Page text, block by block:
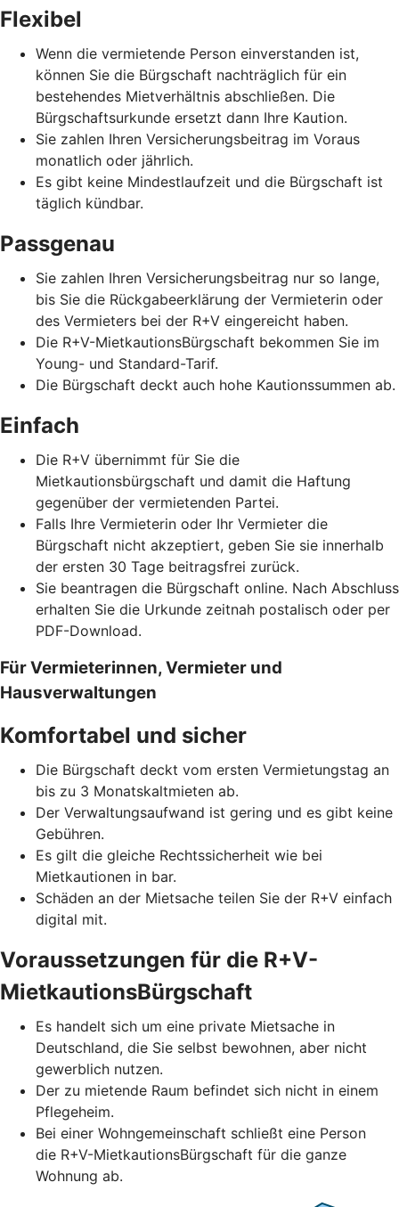
Flexibel
Wenn die vermietende Person einverstanden ist,
können Sie die Bürgschaft nachträglich für ein
bestehendes Mietverhältnis abschließen. Die
Bürgschaftsurkunde ersetzt dann Ihre Kaution.
Sie zahlen Ihren Versicherungsbeitrag im Voraus
monatlich oder jährlich.
Es gibt keine Mindestlaufzeit und die Bürgschaft ist
täglich kündbar.
Passgenau
Sie zahlen Ihren Versicherungsbeitrag nur so lange,
bis Sie die Rückgabeerklärung der Vermieterin oder
des Vermieters bei der R+V eingereicht haben.
Die R+V-MietkautionsBürgschaft bekommen Sie im
Young- und Standard-Tarif.
Die Bürgschaft deckt auch hohe Kautionssummen ab.
Einfach
Die R+V übernimmt für Sie die
Mietkautionsbürgschaft und damit die Haftung
gegenüber der vermietenden Partei.
Falls Ihre Vermieterin oder Ihr Vermieter die
Bürgschaft nicht akzeptiert, geben Sie sie innerhalb
der ersten 30 Tage beitragsfrei zurück.
Sie beantragen die Bürgschaft online. Nach Abschluss
erhalten Sie die Urkunde zeitnah postalisch oder per
PDF-Download.
Für Vermieterinnen, Vermieter und
Hausverwaltungen
Komfortabel und sicher
Die Bürgschaft deckt vom ersten Vermietungstag an
bis zu 3 Monatskaltmieten ab.
Der Verwaltungsaufwand ist gering und es gibt keine
Gebühren.
Es gilt die gleiche Rechtssicherheit wie bei
Mietkautionen in bar.
Schäden an der Mietsache teilen Sie der R+V einfach
digital mit.
Voraussetzungen für die R+V-
MietkautionsBürgschaft
Es handelt sich um eine private Mietsache in
Deutschland, die Sie selbst bewohnen, aber nicht
gewerblich nutzen.
Der zu mietende Raum befindet sich nicht in einem
Pflegeheim.
Bei einer Wohngemeinschaft schließt eine Person
die R+V-MietkautionsBürgschaft für die ganze
Wohnung ab.